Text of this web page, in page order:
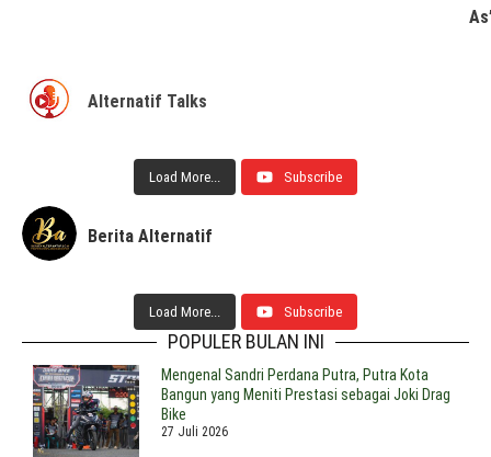
Alternatif Talks
Load More... Subscribe
Berita Alternatif
Load More... Subscribe
POPULER BULAN INI
Mengenal Sandri Perdana Putra, Putra Kota
Bangun yang Meniti Prestasi sebagai Joki Drag
Bike
27 Juli 2026